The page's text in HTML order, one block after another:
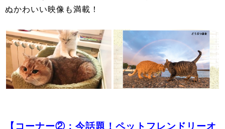
ぬかわいい映像も満載！
【コーナー②：今話題！ペットフレンドリーオ